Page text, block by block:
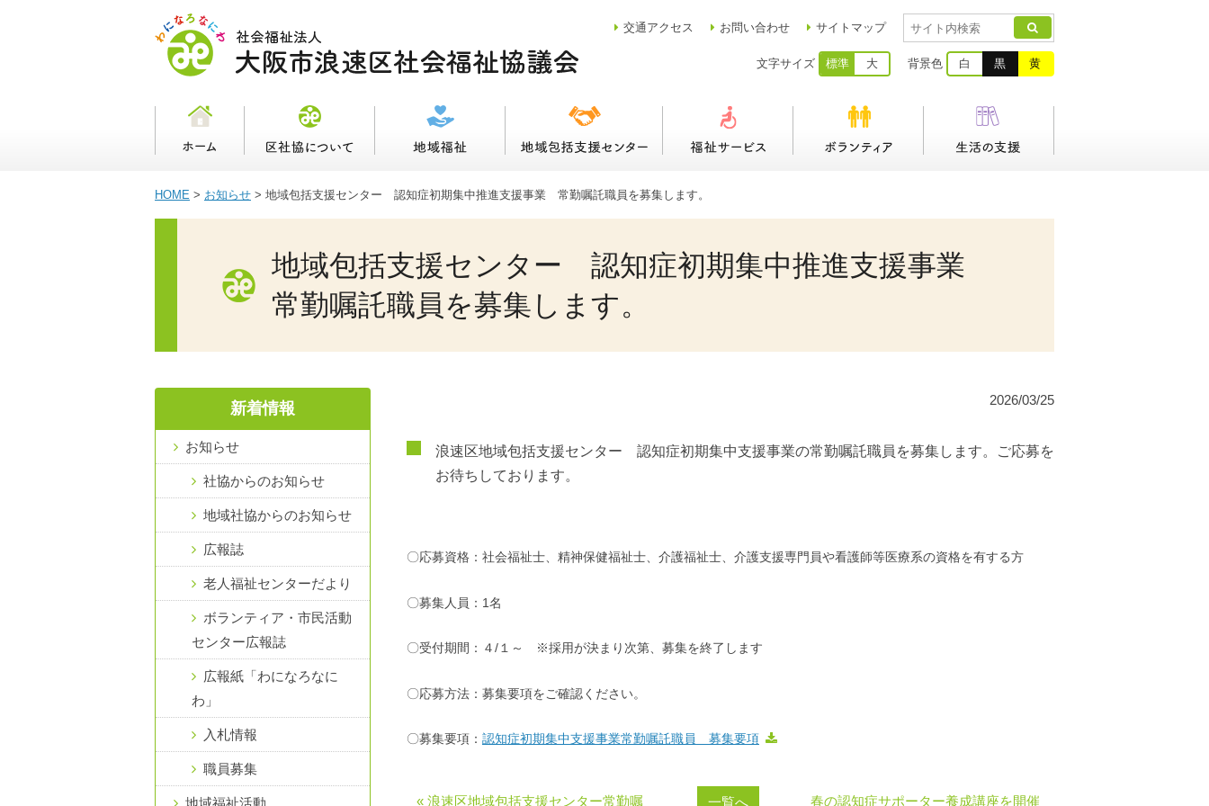
交通アクセス お問い合わせ サイトマップ
文字サイズ 標準 大 背景色 白 黒 黄
HOME > お知らせ > 地域包括支援センター 認知症初期集中推進支援事業 常勤嘱託職員を募集します。
地域包括支援センター 認知症初期集中推進支援事業
常勤嘱託職員を募集します。
2026/03/25
浪速区地域包括支援センター 認知症初期集中支援事業の常勤嘱託職員を募集します。ご応募を
お待ちしております。
〇応募資格：社会福祉士、精神保健福祉士、介護福祉士、介護支援専門員や看護師等医療系の資格を有する方
〇募集人員：1名
〇受付期間：４/１～ ※採用が決まり次第、募集を終了します
〇応募方法：募集要項をご確認ください。
〇募集要項： 認知症初期集中支援事業常勤嘱託職員 募集要項
« 浪速区地域包括支援センター常勤嘱
一覧へ
春の認知症サポーター養成講座を開催
新着情報
お知らせ
社協からのお知らせ
地域社協からのお知らせ
広報誌
老人福祉センターだより
ボランティア・市民活動
センター広報誌
広報紙「わになろなに
わ」
入札情報
職員募集
地域福祉活動